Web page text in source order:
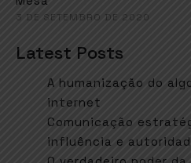
3 DE SETEMBRO DE 2020
Latest Posts
A humanização do
internet
Comunicação
influência e